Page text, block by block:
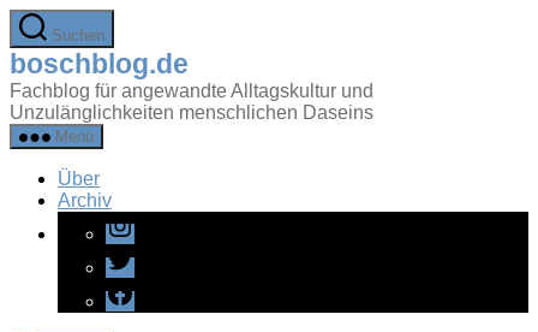
Zum
Inhalt
springen
Suchen
boschblog.de
Fachblog für angewandte Alltagskultur und
Unzulänglichkeiten menschlichen Daseins
Menü
Über
Archiv
Instagram
Twitter
Facebook